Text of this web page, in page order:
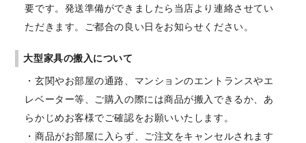
要です。発送準備ができましたら当店より連絡させてい
ただきます。ご都合の良い日をお知らせください。
大型家具の搬入について
・玄関やお部屋の通路、マンションのエントランスやエ
レベーター等、ご購入の際には商品が搬入できるか、あ
らかじめお客様でご確認をお願いいたします。
・商品がお部屋に入らず、ご注文をキャンセルされます